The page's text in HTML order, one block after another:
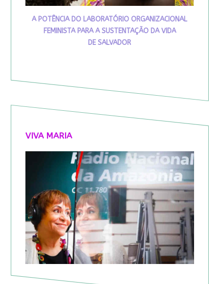
A POTÊNCIA DO LABORATÓRIO ORGANIZACIONAL
FEMINISTA PARA A SUSTENTAÇÃO DA VIDA
DE SALVADOR
VIVA MARIA